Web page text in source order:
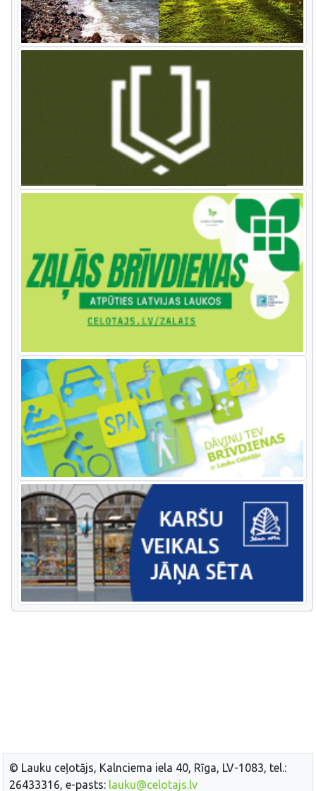
© Lauku ceļotājs, Kalnciema iela 40, Rīga, LV-1083, tel.:
26433316, e-pasts: lauku@celotajs.lv